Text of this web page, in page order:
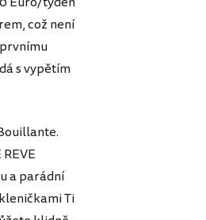
což není
s vypětím
a parádní
Ti